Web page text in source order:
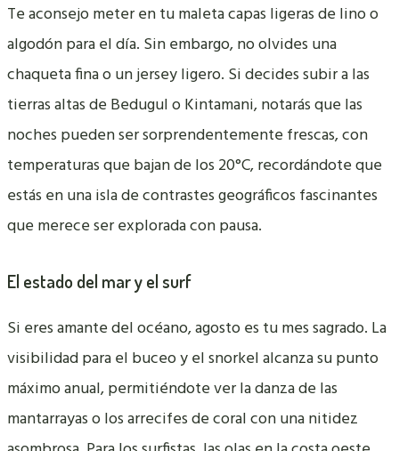
Te aconsejo meter en tu maleta capas ligeras de lino o
algodón para el día. Sin embargo, no olvides una
chaqueta fina o un jersey ligero. Si decides subir a las
tierras altas de Bedugul o Kintamani, notarás que las
noches pueden ser sorprendentemente frescas, con
temperaturas que bajan de los 20°C, recordándote que
estás en una isla de contrastes geográficos fascinantes
que merece ser explorada con pausa.
El estado del mar y el surf
Si eres amante del océano, agosto es tu mes sagrado. La
visibilidad para el buceo y el snorkel alcanza su punto
máximo anual, permitiéndote ver la danza de las
mantarrayas o los arrecifes de coral con una nitidez